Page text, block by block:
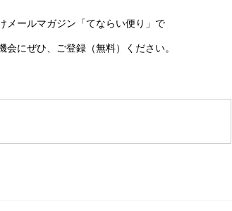
メールマガジン「てならい便り」で
にぜひ、ご登録（無料）ください。